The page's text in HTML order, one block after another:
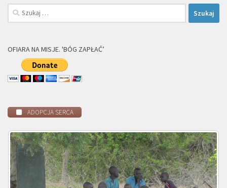
Szukaj:
OFIARA NA MISJE. 'BÓG ZAPŁAĆ’
ADOPCJA SERCA